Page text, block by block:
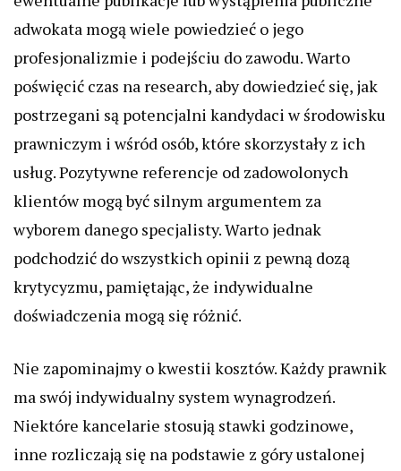
adwokata mogą wiele powiedzieć o jego
profesjonalizmie i podejściu do zawodu. Warto
poświęcić czas na research, aby dowiedzieć się, jak
postrzegani są potencjalni kandydaci w środowisku
prawniczym i wśród osób, które skorzystały z ich
usług. Pozytywne referencje od zadowolonych
klientów mogą być silnym argumentem za
wyborem danego specjalisty. Warto jednak
podchodzić do wszystkich opinii z pewną dozą
krytycyzmu, pamiętając, że indywidualne
doświadczenia mogą się różnić.
Nie zapominajmy o kwestii kosztów. Każdy prawnik
ma swój indywidualny system wynagrodzeń.
Niektóre kancelarie stosują stawki godzinowe,
inne rozliczają się na podstawie z góry ustalonej